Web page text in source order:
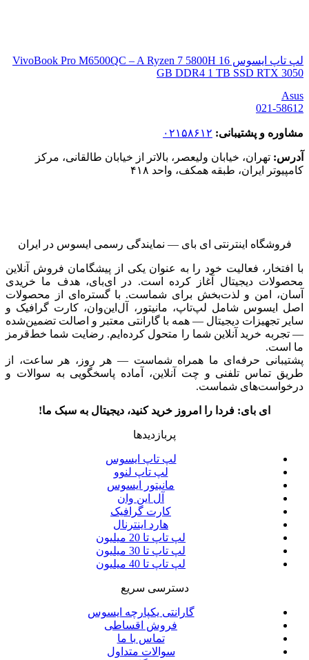
لپ تاپ ایسوس VivoBook Pro M6500QC – A Ryzen 7 5800H 16
GB DDR4 1 TB SSD RTX 3050
Asus
021-58612
مشاوره و پشتیبانی: ۰۲۱۵۸۶۱۲
آدرس: تهران، خیابان ولیعصر، بالاتر از خیابان طالقانی، مرکز
کامپیوتر ایران، طبقه همکف، واحد ۴۱۸
فروشگاه اینترنتی ای‌ بای — نمایندگی رسمی ایسوس در ایران
با افتخار، فعالیت خود را به عنوان یکی از پیشگامان فروش آنلاین
محصولات دیجیتال آغاز کرده است. در ای‌بای، هدف ما خریدی
آسان، امن و لذت‌بخش برای شماست. با گستره‌ای از محصولات
اصل ایسوس شامل لپ‌تاپ، مانیتور، آل‌این‌وان، کارت گرافیک و
سایر تجهیزات دیجیتال — همه با گارانتی معتبر و اصالت تضمین‌شده
— تجربه خرید آنلاین شما را متحول کرده‌ایم. رضایت شما خط‌قرمز
ما است.
پشتیبانی حرفه‌ای ما همراه شماست — هر روز، هر ساعت، از
طریق تماس تلفنی و چت آنلاین، آماده پاسخگویی به سوالات و
درخواست‌های شماست.
ای بای: فردا را امروز خرید کنید، دیجیتال به سبک ما!
پربازدیدها
لپ تاپ ایسوس
لپ تاپ لنوو
مانیتور ایسوس
آل این وان
کارت گرافیک
هارد اینترنال
لپ تاپ تا 20 میلیون
لپ تاپ تا 30 میلیون
لپ تاپ تا 40 میلیون
دسترسی سریع
گارانتی یکپارچه ایسوس
فروش اقساطی
تماس با ما
سوالات متداول